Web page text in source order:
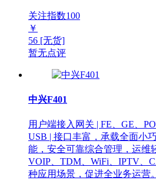
关注指数100
￥
56 [无货]
暂无点评
中兴F401
用户端接入网关 | FE、GE、
USB | 接口丰富，承载全面小
能，安全可靠综合管理，运维
VOIP、TDM、WiFi、IPTV、
种应用场景，促进全业务运营。